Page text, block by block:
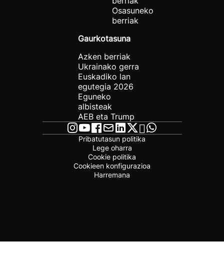
Osasuneko
berriak
Gaurkotasuna
Azken berriak
Ukrainako gerra
Euskadiko lan
egutegia 2026
Eguneko
albisteak
AEB eta Trump
Pribatutasun politika
Lege oharra
Cookie politika
Cookieen konfigurazioa
Harremana